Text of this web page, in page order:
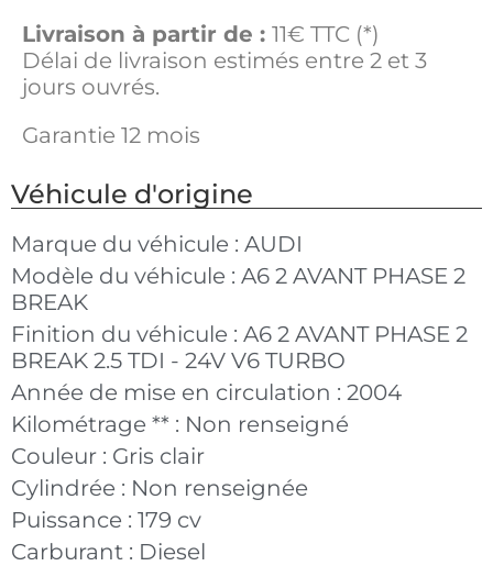
Livraison à partir de : 11€ TTC (*)
Délai de livraison estimés entre 2 et 3
jours ouvrés.
Garantie 12 mois
Véhicule d'origine
Marque du véhicule : AUDI
Modèle du véhicule : A6 2 AVANT PHASE 2
BREAK
Finition du véhicule : A6 2 AVANT PHASE 2
BREAK 2.5 TDI - 24V V6 TURBO
Année de mise en circulation : 2004
Kilométrage ** : Non renseigné
Couleur : Gris clair
Cylindrée : Non renseignée
Puissance : 179 cv
Carburant : Diesel